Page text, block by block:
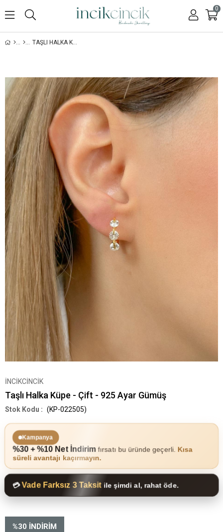
0
TAŞLI HALKA KÜPE - ÇIFT - 925 AYAR GÜMÜŞ
İNCİKCİNCİK
Taşlı Halka Küpe - Çift - 925 Ayar Gümüş
(KP-022505)
Kampanya
%30 + %10 Net İndirimfırsatı bu üründe geçerli. Kısa
süreli avantajı kaçırmayın.
💳Vade Farksız 3 Taksitile şimdi al, rahat öde.
%30 İNDIRIM